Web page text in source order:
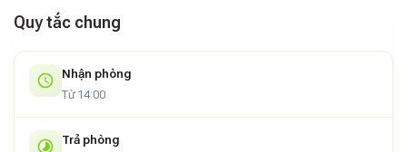
Quy tắc chung
Nhận phòng
Từ 14:00
Trả phòng